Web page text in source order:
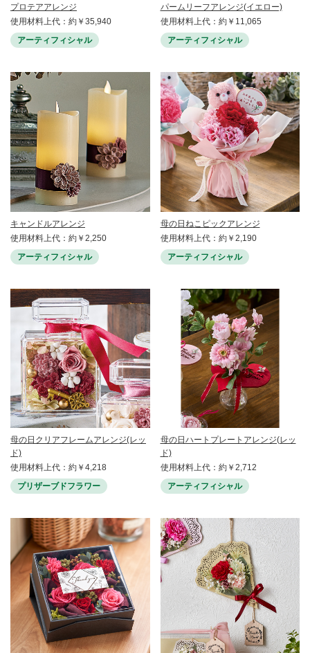
プロテアアレンジ
使用材料上代：約￥35,940
アーティフィシャル
パームリーフアレンジ(イエロー)
使用材料上代：約￥11,065
アーティフィシャル
キャンドルアレンジ
使用材料上代：約￥2,250
アーティフィシャル
母の日ねこピックアレンジ
使用材料上代：約￥2,190
アーティフィシャル
母の日クリアフレームアレンジ(レッ
ド)
使用材料上代：約￥4,218
プリザーブドフラワー
母の日ハートプレートアレンジ(レッ
ド)
使用材料上代：約￥2,712
アーティフィシャル